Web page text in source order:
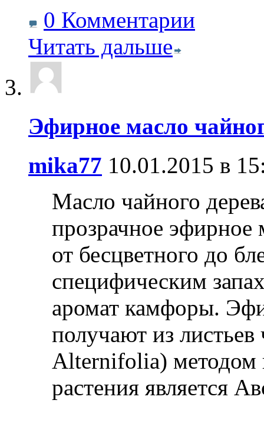
0 Комментарии
Читать дальше
Эфирное масло
mika77 10.01.2015 в
Масло чайного
прозрачное эфирное
от бесцветного до
специфическим
аромат камфоры.
получают из
Alternifolia) методом
растения является